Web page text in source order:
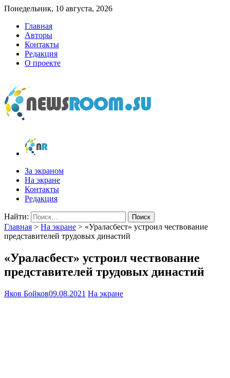
Понедельник, 10 августа, 2026
Главная
Авторы
Контакты
Редакция
О проекте
newsroom.su
Новости о новостях
За экраном
На экране
Контакты
Редакция
Найти:
Главная > На экране > «Ураласбест» устроил чествование
представителей трудовых династий
«Ураласбест» устроил чествование
представителей трудовых династий
Яков Бойков09.08.2021 На экране